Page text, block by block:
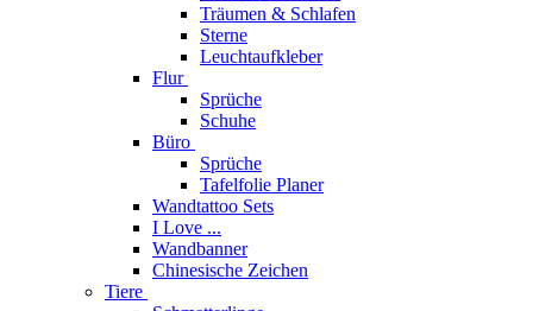
Träumen & Schlafen
Sterne
Leuchtaufkleber
Flur
Sprüche
Schuhe
Büro
Sprüche
Tafelfolie Planer
Wandtattoo Sets
I Love ...
Wandbanner
Chinesische Zeichen
Tiere